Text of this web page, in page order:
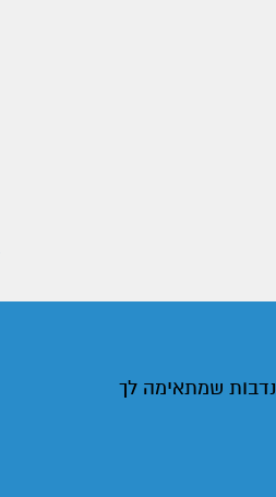
שמתאימה לך